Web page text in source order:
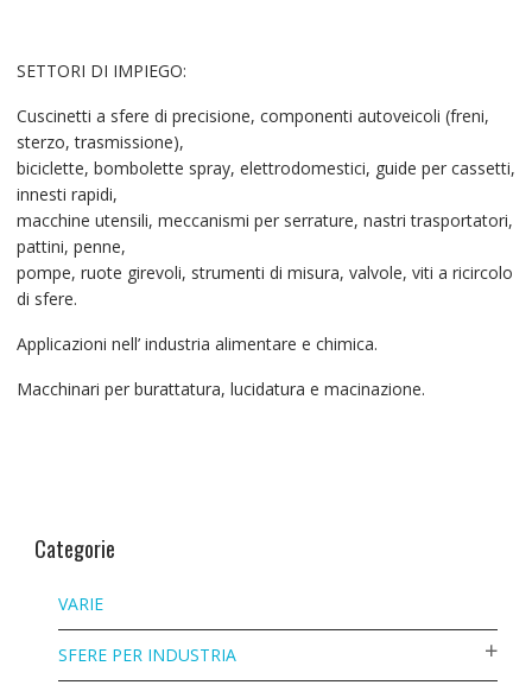
SETTORI DI IMPIEGO:
Cuscinetti a sfere di precisione, componenti autoveicoli (freni,
sterzo, trasmissione),
biciclette, bombolette spray, elettrodomestici, guide per cassetti,
innesti rapidi,
macchine utensili, meccanismi per serrature, nastri trasportatori,
pattini, penne,
pompe, ruote girevoli, strumenti di misura, valvole, viti a ricircolo
di sfere.
Applicazioni nell’ industria alimentare e chimica.
Macchinari per burattatura, lucidatura e macinazione.
Categorie
VARIE
SFERE PER INDUSTRIA